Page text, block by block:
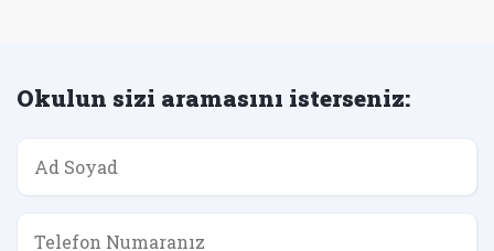
Okulun sizi aramasını isterseniz: